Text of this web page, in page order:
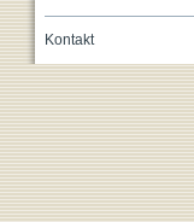
Kontakt